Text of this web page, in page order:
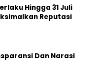
Hingga 31 Juli
Reputasi
Dan Narasi